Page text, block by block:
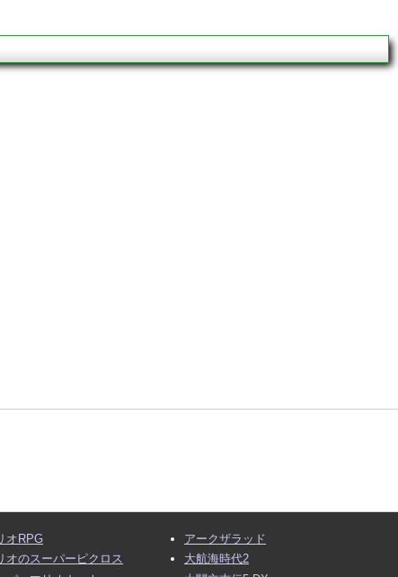
オRPG
オのスーパーピクロス
アークザラッド
大航海時代2